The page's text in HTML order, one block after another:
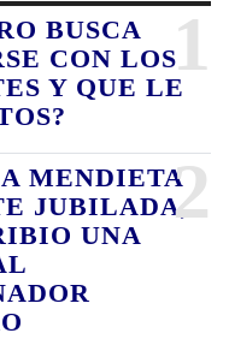
1
BUSCA
CON LOS
Y QUE LE
2
MENDIETA
JUBILADA,
UNA